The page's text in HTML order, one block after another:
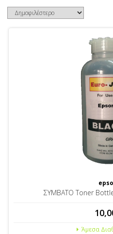
ΣΥΜΒΑΤΟ Toner
Άμεσα